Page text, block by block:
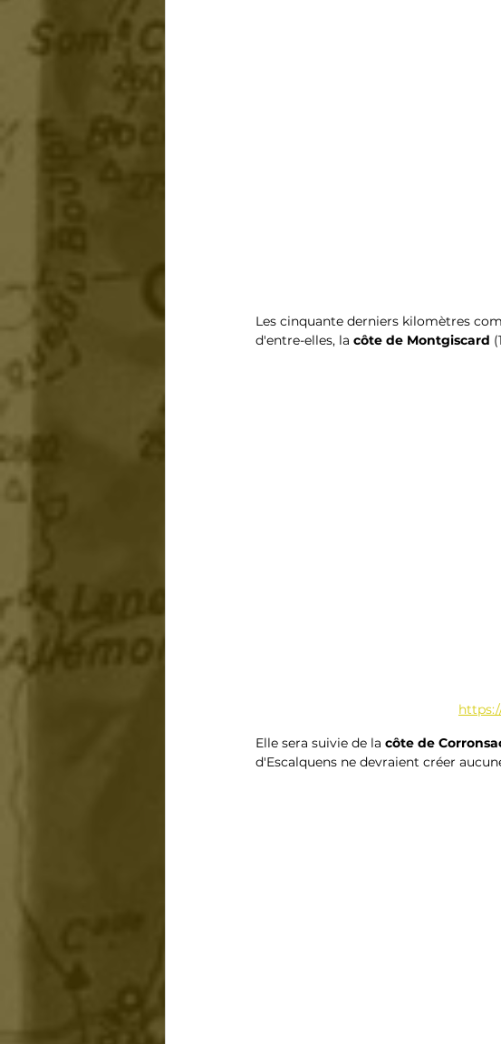
Les cinquante derniers kilomètres
d'entre-elles, la côte de Montgiscard
Elle sera suivie de la côte de
d'Escalquens ne devraient créer